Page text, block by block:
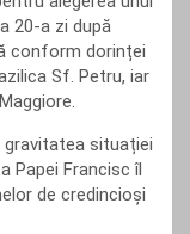
20-a zi după
conform dorinței
Sf. Petru, iar
situației
Papei Francisc îl
de credincioși